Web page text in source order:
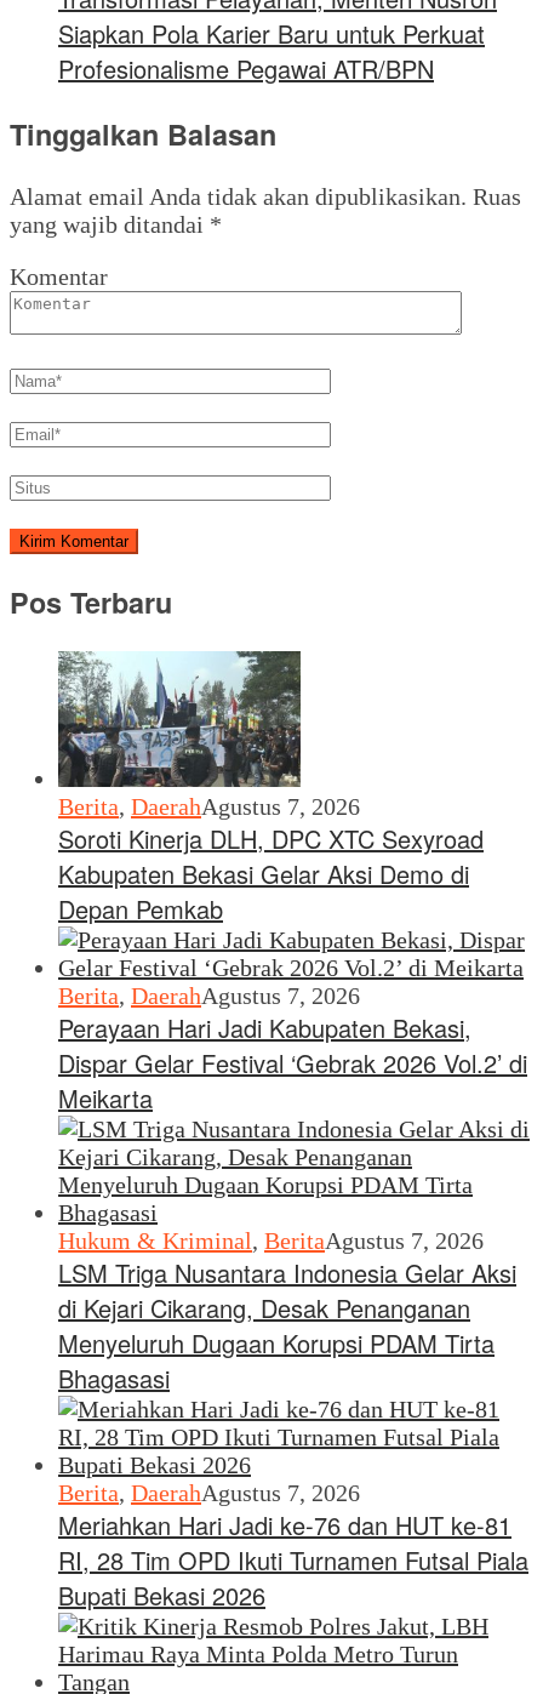
Siapkan Pola Karier Baru untuk Perkuat
Profesionalisme Pegawai ATR/BPN
Tinggalkan Balasan
Alamat email Anda tidak akan dipublikasikan. Ruas
yang wajib ditandai *
Komentar
Pos Terbaru
Berita, DaerahAgustus 7, 2026
Soroti Kinerja DLH, DPC XTC Sexyroad
Kabupaten Bekasi Gelar Aksi Demo di
Depan Pemkab
Berita, DaerahAgustus 7, 2026
Perayaan Hari Jadi Kabupaten Bekasi,
Dispar Gelar Festival ‘Gebrak 2026 Vol.2’ di
Meikarta
Hukum & Kriminal, BeritaAgustus 7, 2026
LSM Triga Nusantara Indonesia Gelar Aksi
di Kejari Cikarang, Desak Penanganan
Menyeluruh Dugaan Korupsi PDAM Tirta
Bhagasasi
Berita, DaerahAgustus 7, 2026
Meriahkan Hari Jadi ke-76 dan HUT ke-81
RI, 28 Tim OPD Ikuti Turnamen Futsal Piala
Bupati Bekasi 2026